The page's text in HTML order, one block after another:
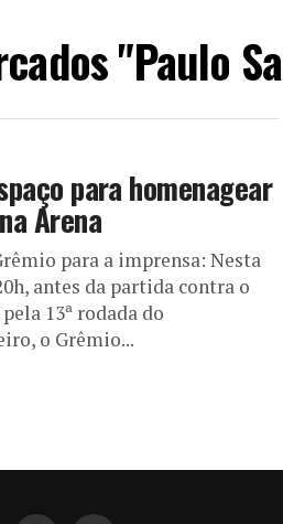
"Paulo
para homenagear
Arena
para a imprensa: Nesta
antes da partida contra o
13ª rodada do
o Grêmio...